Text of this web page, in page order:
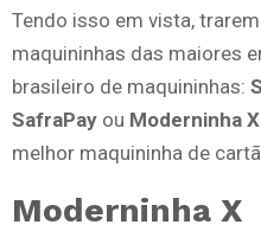
Tendo isso em vista,
maquininhas das maiores
brasileiro de maquininhas:
SafraPay ou Moderninha X
melhor maquininha de
Moderninha X